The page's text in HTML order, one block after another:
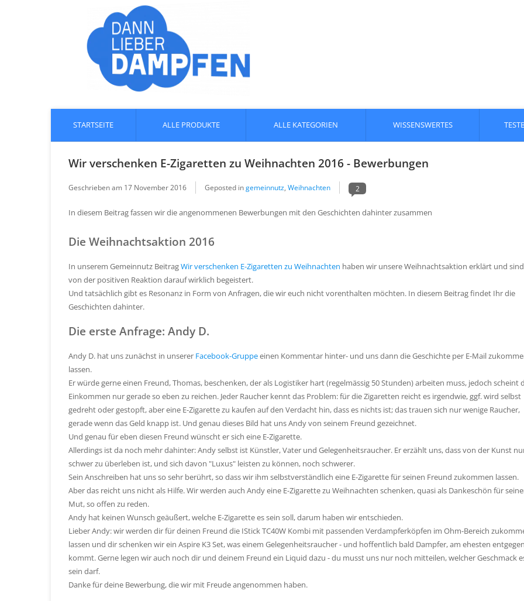
STARTSEITE ALLE PRODUKTE ALLE KATEGORIEN WISSENSWERTES
Wir verschenken E-Zigaretten zu Weihnachten 2016 - Bewerbungen
Geschrieben am 17 November 2016 Geposted ingemeinnutz, Weihnachten 2
In diesem Beitrag fassen wir die angenommenen Bewerbungen mit den Geschichten dahinter zusammen
Die Weihnachtsaktion 2016
In unserem Gemeinnutz BeitragWir verschenken E-Zigaretten zu Weihnachten haben wir unsere Weihnachtsaktion erklärt und sind
von der positiven Reaktion darauf wirklich begeistert.
Und tatsächlich gibt es Resonanz in Form von Anfragen, die wir euch nicht vorenthalten möchten. In diesem Beitrag findet Ihr die
Geschichten dahinter.
Die erste Anfrage: Andy D.
Andy D. hat uns zunächst in unserer Facebook-Gruppeeinen Kommentar hinter- und uns dann die Geschichte per E-Mail
lassen.
Er würde gerne einen Freund, Thomas, beschenken, der als Logistiker hart (regelmässig 50 Stunden) arbeiten muss, jedoch scheint
Einkommen nur gerade so eben zu reichen. Jeder Raucher kennt das Problem: für die Zigaretten reicht es irgendwie, ggf. wird selbst
gedreht oder gestopft, aber eine E-Zigarette zu kaufen auf den Verdacht hin, dass es nichts ist; das trauen sich nur wenige Raucher,
gerade wenn das Geld knapp ist. Und genau dieses Bild hat uns Andy von seinem Freund gezeichnet.
Und genau für eben diesen Freund wünscht er sich eine E-Zigarette.
Allerdings ist da noch mehr dahinter: Andy selbst ist Künstler, Vater und Gelegenheitsraucher. Er erzählt uns, dass von der Kunst
schwer zu überleben ist, und sich davon "Luxus" leisten zu können, noch schwerer.
Sein Anschreiben hat uns so sehr berührt, so dass wir ihm selbstverständlich eine E-Zigarette für seinen Freund zukommen lassen.
Aber das reicht uns nicht als Hilfe. Wir werden auch Andy eine E-Zigarette zu Weihnachten schenken, quasi als Dankeschön für
Mut, so offen zu reden.
Andy hat keinen Wunsch geäußert, welche E-Zigarette es sein soll, darum haben wir entschieden.
Lieber Andy: wir werden dir für deinen Freund die IStick TC40W Kombi mit passenden Verdampferköpfen im Ohm-Bereich
lassen und dir schenken wir ein Aspire K3 Set, was einem Gelegenheitsraucher - und hoffentlich bald Dampfer, am ehesten entgegen
kommt. Gerne legen wir auch noch dir und deinem Freund ein Liquid dazu - du musst uns nur noch mitteilen, welcher Geschmack
sein darf.
Danke für deine Bewerbung, die wir mit Freude angenommen haben.